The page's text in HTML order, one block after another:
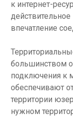
к интернет-
впечатление
большинством
подключения к
обеспечивают
территории
нужном